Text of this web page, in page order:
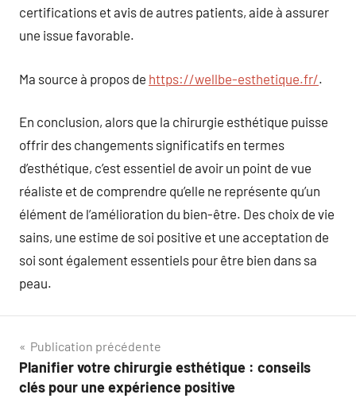
certifications et avis de autres patients, aide à assurer
une issue favorable.
Ma source à propos de https://wellbe-esthetique.fr/.
En conclusion, alors que la chirurgie esthétique puisse
offrir des changements significatifs en termes
d’esthétique, c’est essentiel de avoir un point de vue
réaliste et de comprendre qu’elle ne représente qu’un
élément de l’amélioration du bien-être. Des choix de vie
sains, une estime de soi positive et une acceptation de
soi sont également essentiels pour être bien dans sa
peau.
Navigation
de
Publication précédente
Planifier votre chirurgie esthétique : conseils
clés pour une expérience positive